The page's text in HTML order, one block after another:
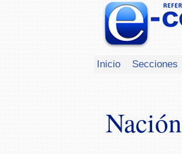
Inicio Secciones
Nación